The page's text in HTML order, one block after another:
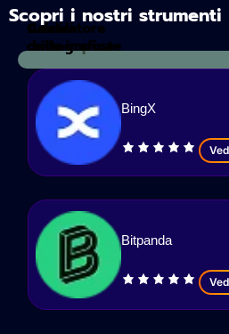
Scopri i nostri strumenti
Calcolatore
delle imposte
Analisi
crittografica
BingX
Bitpanda